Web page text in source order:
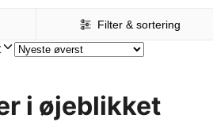
Filter & sortering
i øjeblikket